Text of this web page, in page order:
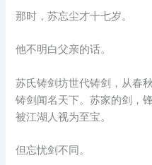
那时，苏忘尘才十七岁。
他不明白父亲的话。
苏氏铸剑坊世代铸剑，从春
铸剑闻名天下。苏家的剑，
被江湖人视为至宝。
但忘忧剑不同。